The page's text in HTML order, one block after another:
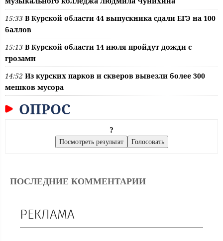
15:33 В Курской области 44 выпускника сдали ЕГЭ на 100
баллов
15:13 В Курской области 14 июля пройдут дожди с
грозами
14:52 Из курских парков и скверов вывезли более 300
мешков мусора
ОПРОС
?
ПОСЛЕДНИЕ КОММЕНТАРИИ
РЕКЛАМА